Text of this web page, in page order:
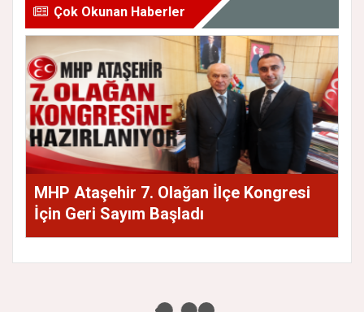
Çok Okunan Haberler
MHP Ataşehir 7. Olağan İlçe Kongresi
İçin Geri Sayım Başladı